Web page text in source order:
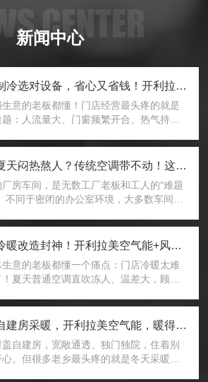
CENTER
新闻中心
商铺制冷选对设备，省心又省钱！开利拉美空气能多地商用项目圆满落地
意的老板都懂！门店经营最头疼的就是
：人流量大、门窗频繁开合、热气持续
车间夏天闷热熬人？传统空调带不动！这款工业专用空调，降温省电双在线
厂房车间，是无数工厂老板和工人的“难题
不同于密闭的办公室环境，大多数车间厂
商铺冷暖改造封神！开利拉美空气能+风机盘管，一年省下大半电费
意的老板都懂一个痛点：门店冷暖太难
夏天普通空调直吹冻人、温差大，顾客
农村自建房采暖，开利拉美空气能，暖得舒服还巨省电，用过的农户都夸爆
自建房，宽敞通透、独门独院，住着别
。但很多老乡最头疼的就是冬天采暖问